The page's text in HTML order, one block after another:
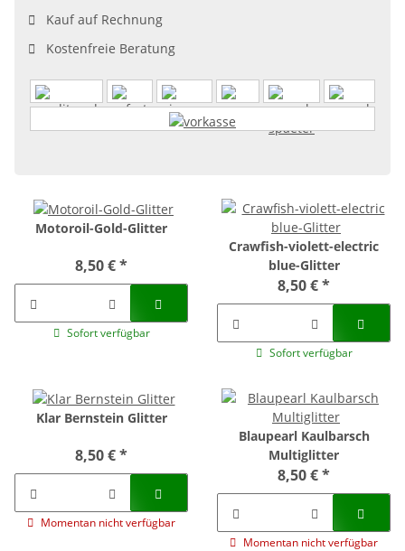
Kauf auf Rechnung
Kostenfreie Beratung
Motoroil-Gold-Glitter
8,50 €*
Sofort verfügbar
Crawfish-violett-electric
blue-Glitter
8,50 €*
Sofort verfügbar
Klar Bernstein Glitter
8,50 €*
Momentan nicht verfügbar
Blaupearl Kaulbarsch
Multiglitter
8,50 €*
Momentan nicht verfügbar